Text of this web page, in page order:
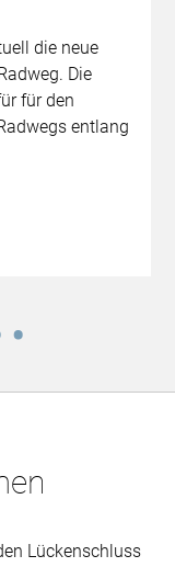
die neue
Die
für den
entlang
Lückenschluss